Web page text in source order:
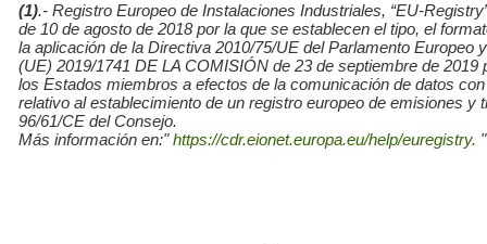
(1).- Registro Europeo de Instalaciones Industriales, “EU-
de 10 de agosto de 2018 por la que se establecen el tipo, el
la aplicación de la Directiva 2010/75/UE del Parlamento
(UE) 2019/1741 DE LA COMISIÓN de 23 de septiembre de
los Estados miembros a efectos de la comunicación de datos
relativo al establecimiento de un registro europeo de emisiones
96/61/CE del Consejo.
Más información en:"https://cdr.eionet.europa.eu/help/euregistry. "